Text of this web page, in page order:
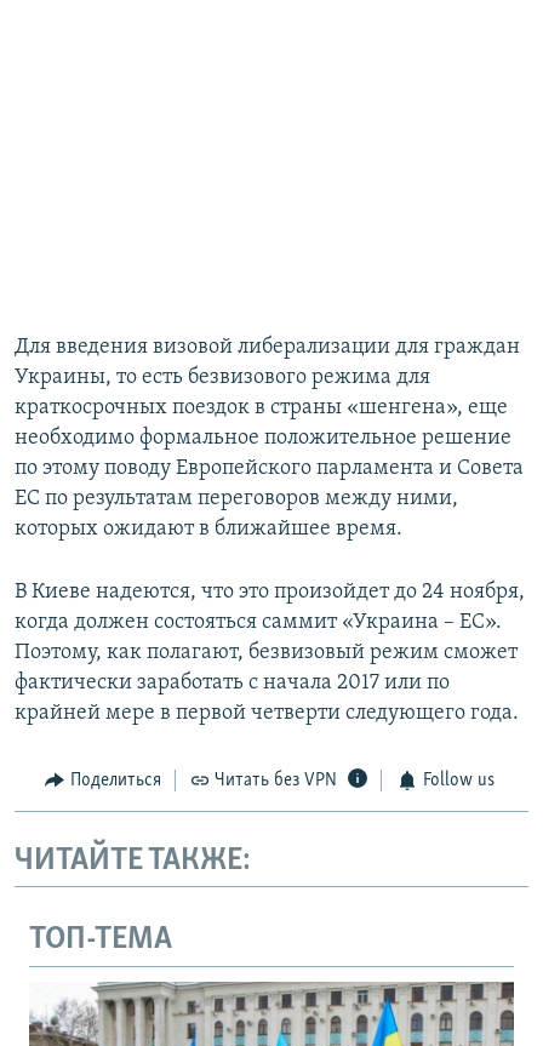
Для введения визовой либерализации для граждан
Украины, то есть безвизового режима для
краткосрочных поездок в страны «шенгена», еще
необходимо формальное положительное решение
по этому поводу Европейского парламента и Совета
ЕС по результатам переговоров между ними,
которых ожидают в ближайшее время.
В Киеве надеются, что это произойдет до 24 ноября,
когда должен состояться саммит «Украина – ЕС».
Поэтому, как полагают, безвизовый режим сможет
фактически заработать с начала 2017 или по
крайней мере в первой четверти следующего года.
Поделиться Читать без VPN Follow us
ЧИТАЙТЕ ТАКЖЕ:
ТОП-ТЕМА